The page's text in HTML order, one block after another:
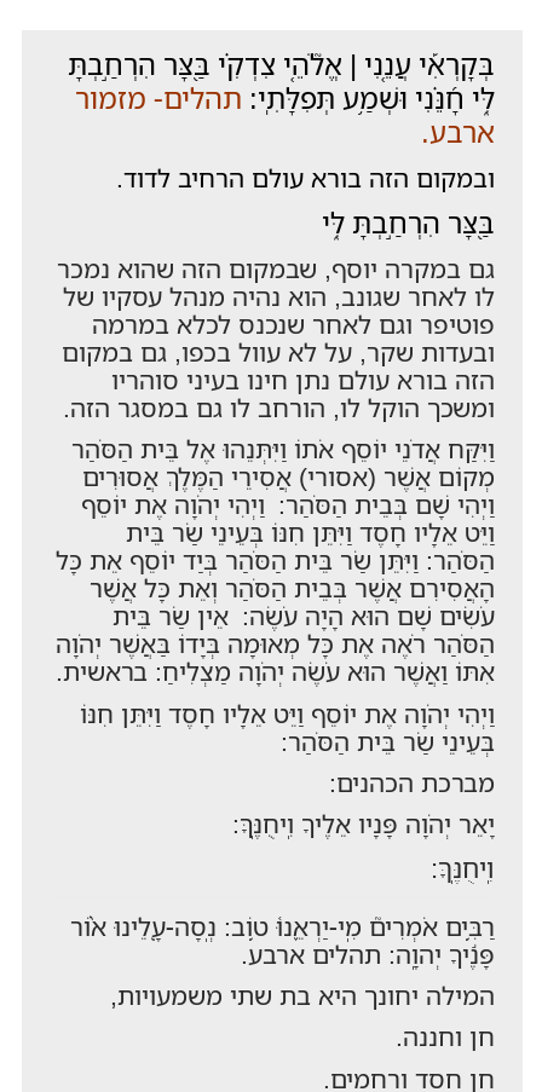
בְּקָרְאִ֡י עֲנֵ֤נִי | אֱלֹ֘הֵ֤י צִדְקִ֗י בַּ֭צָּר הִרְחַ֣בְתָּ
לִּ֑י חָ֝נֵּ֗נִי וּשְׁמַ֥ע תְּפִלָּתִֽי: תהלים- מזמור
ארבע.
ובמקום הזה בורא עולם הרחיב לדוד.
בַּ֭צָּר הִרְחַ֣בְתָּ לִּ֑י
גם במקרה יוסף, שבמקום הזה שהוא נמכר
לו לאחר שגונב, הוא נהיה מנהל עסקיו של
פוטיפר וגם לאחר שנכנס לכלא במרמה
ובעדות שקר, על לא עוול בכפו, גם במקום
הזה בורא עולם נתן חינו בעיני סוהריו
ומשכך הוקל לו, הורחב לו גם במסגר הזה.
וַיִּקַּח אֲדֹנֵי יוֹסֵף אֹתוֹ וַיִּתְּנֵהוּ אֶל בֵּית הַסֹּהַר
מְקוֹם אֲשֶׁר (אסורי) אֲסִירֵי הַמֶּלֶךְ אֲסוּרִים
וַיְהִי שָׁם בְּבֵית הַסֹּהַר: וַיְהִי יְהֹוָה אֶת יוֹסֵף
וַיֵּט אֵלָיו חָסֶד וַיִּתֵּן חִנּוֹ בְּעֵינֵי שַׂר בֵּית
הַסֹּהַר: וַיִּתֵּן שַׂר בֵּית הַסֹּהַר בְּיַד יוֹסֵף אֵת כָּל
הָאֲסִירִם אֲשֶׁר בְּבֵית הַסֹּהַר וְאֵת כָּל אֲשֶׁר
עֹשִׂים שָׁם הוּא הָיָה עֹשֶׂה: אֵין שַׂר בֵּית
הַסֹּהַר רֹאֶה אֶת כָּל מְאוּמָה בְּיָדוֹ בַּאֲשֶׁר יְהֹוָה
אִתּוֹ וַאֲשֶׁר הוּא עֹשֶׂה יְהֹוָה מַצְלִיחַ: בראשית.
וַיְהִי יְהֹוָה אֶת יוֹסֵף וַיֵּט אֵלָיו חָסֶד וַיִּתֵּן חִנּוֹ
בְּעֵינֵי שַׂר בֵּית הַסֹּהַר:
מברכת הכהנים:
יָאֵר יְהֹוָה פָּנָיו אֵלֶיךָ וִֽיחֻנֶּֽךָּ:
וִֽיחֻנֶּֽךָּ:
רַבִּ֥ים אֹמְרִים֮ מִֽי-יַרְאֵ֪נוּ֫ ט֥וֹב: נְֽסָה-עָ֭לֵינוּ א֨וֹר
פָּנֶ֬יךָ יְהוָֽה: תהלים ארבע.
המילה יחונך היא בת שתי משמעויות,
חן וחננה.
חן חסד ורחמים.